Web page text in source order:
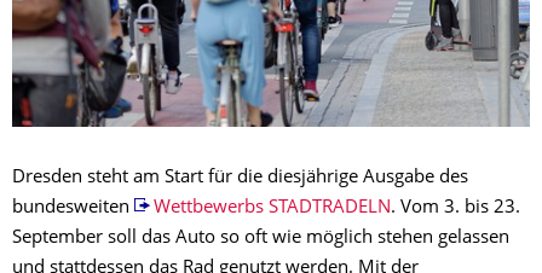
Dresden steht am Start für die diesjährige Ausgabe des
bundesweiten
Wettbewerbs STADTRADELN . Vom 3. bis 23.
September soll das Auto so oft wie möglich stehen gelassen
und stattdessen das Rad genutzt werden. Mit der